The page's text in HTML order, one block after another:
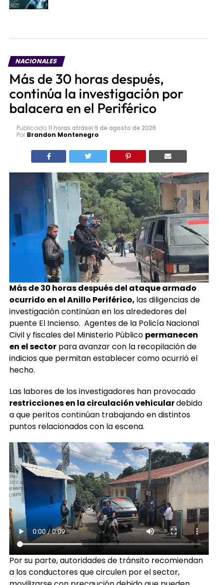
NACIONALES
Más de 30 horas después,
continúa la investigación por
balacera en el Periférico
Publicado11 horas atrásel 9 de agosto de 2026
Por Brandon Montenegro
Más de 30 horas después del ataque armado
ocurrido en el Anillo Periférico, las diligencias de
investigación continúan en los alrededores del
puente El Incienso. Agentes de la Policía Nacional
Civil y fiscales del Ministerio Público permanecen
en el sectorpara avanzar con la recopilación de
indicios que permitan establecer como ocurrió el
hecho.
Las labores de los investigadores han provocado
restricciones en la circulación vehiculardebido
a que peritos continúan trabajando en distintos
puntos relacionados con la escena.
Por su parte, autoridades de tránsito recomiendan
a los conductores que circulen por el sector,